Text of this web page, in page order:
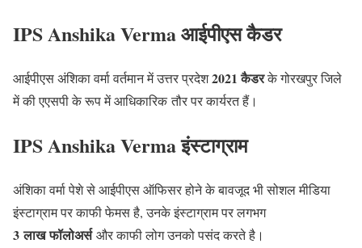
IPS Anshika Verma आईपीएस कैडर
आईपीएस अंशिका वर्मा वर्तमान में उत्तर प्रदेश2021 कैडरके गोरखपुर जिले
में की एएसपी के रूप में आधिकारिक तौर पर कार्यरत हैं।
IPS Anshika Verma इंस्टाग्राम
अंशिका वर्मा पेशे से आईपीएस ऑफिसर होने के बावजूद भी सोशल मीडिया
इंस्टाग्राम पर काफी फेमस है, उनके इंस्टाग्राम पर लगभग
3 लाख फॉलोअर्सऔर काफी लोग उनको पसंद करते है।